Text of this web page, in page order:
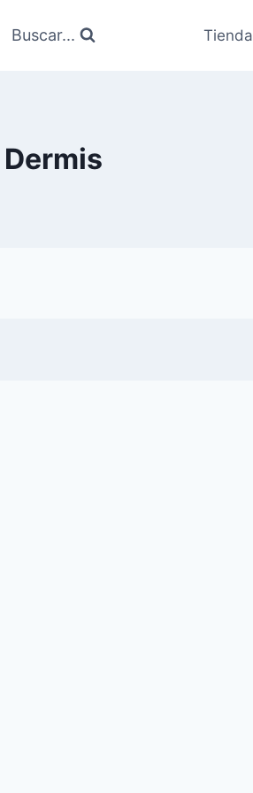
Buscar... Tienda
Dermis